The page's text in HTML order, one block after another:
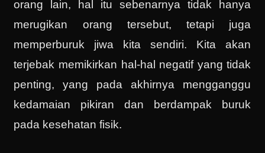
orang lain, hal itu sebenarnya tidak hanya
merugikan orang tersebut, tetapi juga
memperburuk jiwa kita sendiri. Kita akan
terjebak memikirkan hal-hal negatif yang tidak
penting, yang pada akhirnya mengganggu
kedamaian pikiran dan berdampak buruk
pada kesehatan fisik.